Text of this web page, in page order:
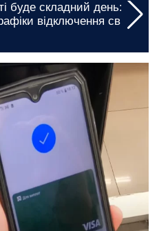
буде складний день:
відключення світла